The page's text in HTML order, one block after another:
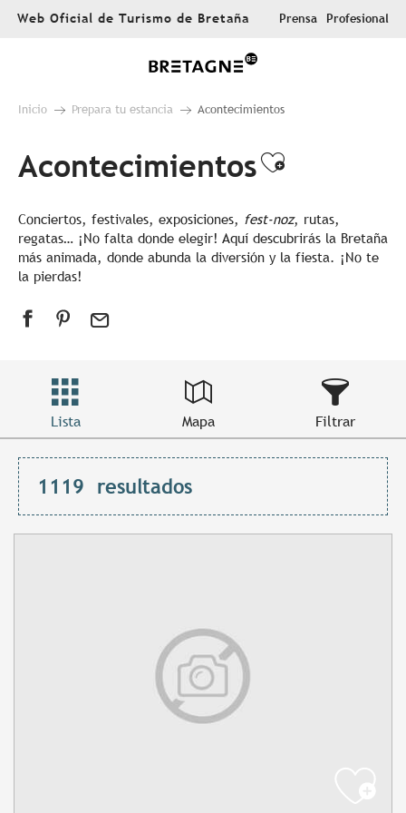
AllerWeb Oficial de Turismo de Bretaña Prensa Profesional
Inicio Prepara tu estancia Acontecimientos
AcontecimientosAjouter
Conciertos, festivales, exposiciones, fest-noz, rutas,
regatas… ¡No falta donde elegir! Aquí descubrirás la Bretaña
más animada, donde abunda la diversión y la fiesta. ¡No te
la pierdas!
Lista Mapa Filtrar
1119 resultados